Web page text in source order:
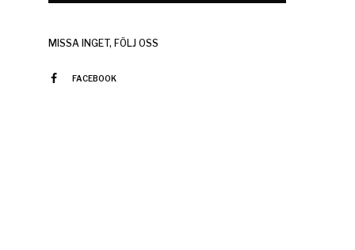
MISSA INGET, FÖLJ OSS
FACEBOOK